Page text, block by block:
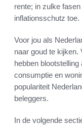
rente; in zulke
inflationsschutz toe.
Voor jou als
naar goud te kijken.
hebben
consumptie en
populariteit
beleggers.
In de volgende